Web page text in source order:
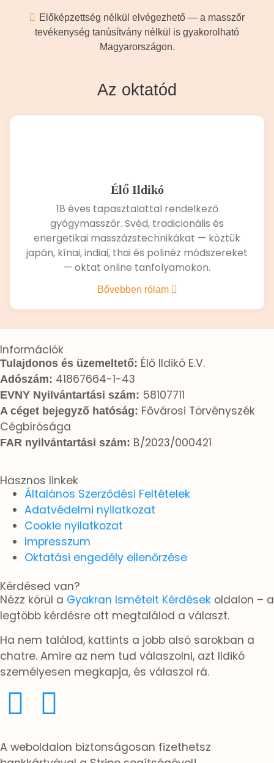
Előképzettség nélkül elvégezhető — a masszőr
tevékenység tanúsítvány nélkül is gyakorolható
Magyarországon.
Az oktatód
Élő Ildikó
18 éves tapasztalattal rendelkező
gyógymasszőr. Svéd, tradicionális és
energetikai masszázstechnikákat — köztük
japán, kínai, indiai, thai és polinéz módszereket
— oktat online tanfolyamokon.
Bővebben rólam
Információk
Tulajdonos és üzemeltető: Élő Ildikó E.V.
Adószám: 41867664-1-43
EVNY Nyilvántartási szám: 58107711
A céget bejegyző hatóság: Fővárosi Törvényszék
Cégbírósága
FAR nyilvántartási szám: B/2023/000421
Hasznos linkek
Általános Szerződési Feltételek
Adatvédelmi nyilatkozat
Cookie nyilatkozat
Impresszum
Oktatási engedély ellenőrzése
Kérdésed van?
Nézz körül a Gyakran Ismételt Kérdések oldalon – a
legtöbb kérdésre ott megtalálod a választ.
Ha nem találod, kattints a jobb alsó sarokban a
chatre. Amire az nem tud válaszolni, azt Ildikó
személyesen megkapja, és válaszol rá.
A weboldalon biztonságosan fizethetsz